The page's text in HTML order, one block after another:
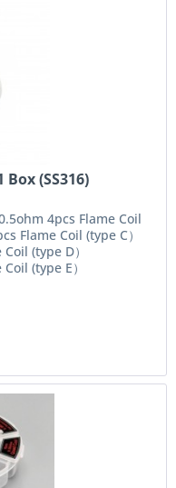
(SS316)
4pcs Flame Coil
Flame Coil (type C）
(type D）
(type E）